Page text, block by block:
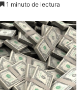
1 minuto de lectura